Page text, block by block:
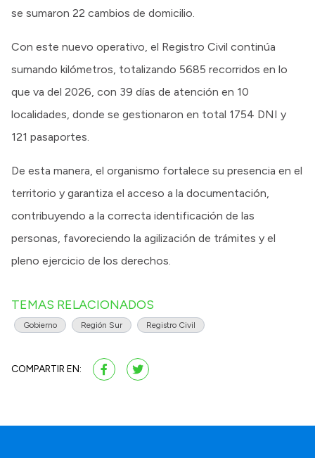
se sumaron 22 cambios de domicilio.
Con este nuevo operativo, el Registro Civil continúa
sumando kilómetros, totalizando 5685 recorridos en lo
que va del 2026, con 39 días de atención en 10
localidades, donde se gestionaron en total 1754 DNI y
121 pasaportes.
De esta manera, el organismo fortalece su presencia en el
territorio y garantiza el acceso a la documentación,
contribuyendo a la correcta identificación de las
personas, favoreciendo la agilización de trámites y el
pleno ejercicio de los derechos.
TEMAS RELACIONADOS
Gobierno Región Sur Registro Civil
COMPARTIR EN: